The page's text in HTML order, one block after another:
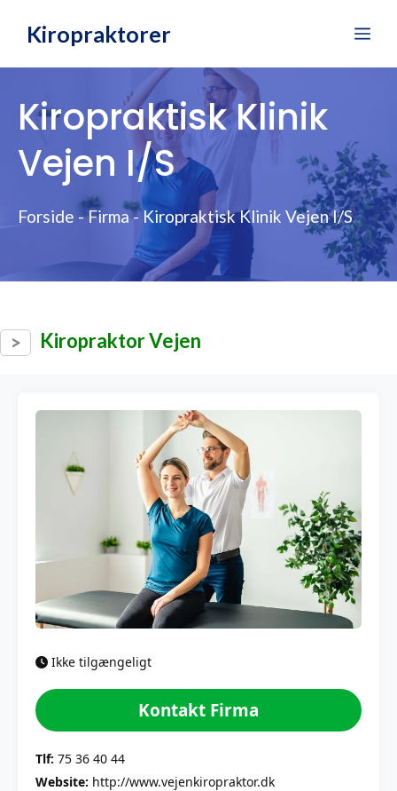
Kiropraktorer
Kiropraktisk Klinik
Vejen I/S
Forside -Firma-Kiropraktisk Klinik Vejen I/S
Kiropraktor Vejen
Ikke tilgængeligt
Kontakt Firma
Tlf: 75 36 40 44
Website: http://www.vejenkiropraktor.dk